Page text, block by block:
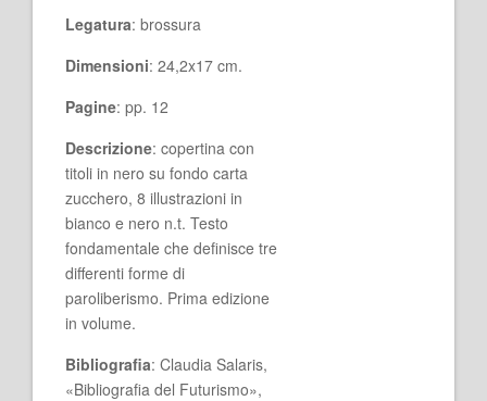
Legatura: brossura
Dimensioni: 24,2x17 cm.
Pagine: pp. 12
Descrizione: copertina con
titoli in nero su fondo carta
zucchero, 8 illustrazioni in
bianco e nero n.t. Testo
fondamentale che definisce tre
differenti forme di
paroliberismo. Prima edizione
in volume.
Bibliografia: Claudia Salaris,
«Bibliografia del Futurismo»,